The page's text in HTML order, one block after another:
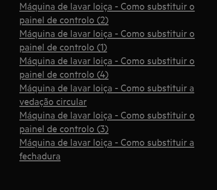
Máquina de lavar loiça - Como substituir o
painel de controlo (2)
Máquina de lavar loiça - Como substituir o
painel de controlo (1)
Máquina de lavar loiça - Como substituir o
painel de controlo (4)
Máquina de lavar loiça - Como substituir a
vedação circular
Máquina de lavar loiça - Como substituir o
painel de controlo (3)
Máquina de lavar loiça - Como substituir a
fechadura